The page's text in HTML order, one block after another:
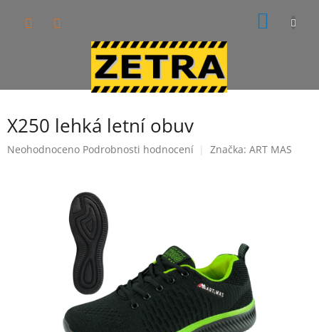
X250 lehká letní obuv
Průměrné
Neohodnoceno Podrobnosti hodnocení Značka: ART MAS